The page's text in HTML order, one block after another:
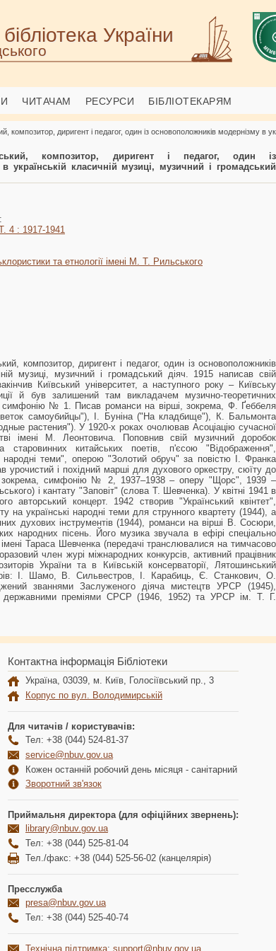
України
ЧИТАЧАМ РЕСУРСИ БІБЛІОТЕКАРЯМ
диригент і педагог, один із основоположників модернізму в
композитор, диригент і педагог, один із
українській класичній музиці, музичний і громадський
4 : 1917-1941
та етнології імені М. Т. Рильського
композитор, диригент і педагог, один із основоположників
музиці, музичний і громадський діяч. 1915 написав свій
Київський університет, а наступного року – Київську
й був залишений там викладачем музично-теоретичних
симфонію № 1. Писав романси на вірші, зокрема, Ф. Ґеббеля
самоубийцы"), І. Буніна ("На кладбище"), К. Бальмонта
растения"). У 1920-х роках очолював Асоціацію сучасної
імені М. Леонтовича. Поповнив свій музичний доробок
китайських поетів, п'єсою "Відображення",
народні теми", оперою "Золотий обруч" за повістю І. Франка
урочистий і похідний марші для духового оркестру, сюїту до
зокрема, симфонію № 2, 1937–1938 – оперу "Щорс", 1939 –
і кантату "Заповіт" (слова Т. Шевченка). У квітні 1941 в
авторський концерт. 1942 створив "Український квінтет",
на українські народні теми для струнного квартету (1944), а
духових інструментів (1944), романси на вірші В. Сосюри,
народних пісень. Його музика звучала в ефірі спеціально
імені Тараса Шевченка (передачі транслювалися на тимчасово
член журі міжнародних конкурсів, активний працівник
України та в Київській консерваторії, Лятошинський
І. Шамо, В. Сильвестров, І. Карабиць, Є. Станкович, О.
званнями Заслуженого діяча мистецтв УРСР (1945),
державними преміями СРСР (1946, 1952) та УРСР ім. Т. Г.
Контактна інформація Бібліотеки
Україна, 03039, м. Київ, Голосіївський пр., 3
Корпус по вул. Володимирській
Для читачів / користувачів:
Тел: +38 (044) 524-81-37
service@nbuv.gov.ua
Кожен останній робочий день місяця - санітарний
Зворотний зв'язок
Приймальня директора (для офіційних звернень):
library@nbuv.gov.ua
Тел: +38 (044) 525-81-04
Тел./факс: +38 (044) 525-56-02 (канцелярія)
Пресслужба
presa@nbuv.gov.ua
Тел: +38 (044) 525-40-74
Технічна підтримка: support@nbuv.gov.ua